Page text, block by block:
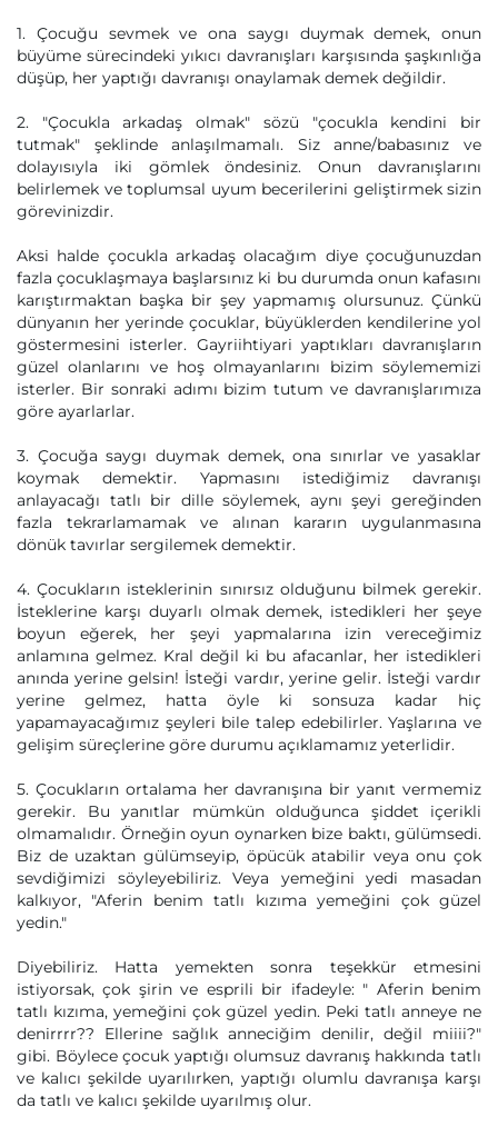
1. Çocuğu sevmek ve ona saygı duymak demek, onun
büyüme sürecindeki yıkıcı davranışları karşısında şaşkınlığa
düşüp, her yaptığı davranışı onaylamak demek değildir.
2. "Çocukla arkadaş olmak" sözü "çocukla kendini bir
tutmak" şeklinde anlaşılmamalı. Siz anne/babasınız ve
dolayısıyla iki gömlek öndesiniz. Onun davranışlarını
belirlemek ve toplumsal uyum becerilerini geliştirmek sizin
görevinizdir.
Aksi halde çocukla arkadaş olacağım diye çocuğunuzdan
fazla çocuklaşmaya başlarsınız ki bu durumda onun kafasını
karıştırmaktan başka bir şey yapmamış olursunuz. Çünkü
dünyanın her yerinde çocuklar, büyüklerden kendilerine yol
göstermesini isterler. Gayriihtiyari yaptıkları davranışların
güzel olanlarını ve hoş olmayanlarını bizim söylememizi
isterler. Bir sonraki adımı bizim tutum ve davranışlarımıza
göre ayarlarlar.
3. Çocuğa saygı duymak demek, ona sınırlar ve yasaklar
koymak demektir. Yapmasını istediğimiz davranışı
anlayacağı tatlı bir dille söylemek, aynı şeyi gereğinden
fazla tekrarlamamak ve alınan kararın uygulanmasına
dönük tavırlar sergilemek demektir.
4. Çocukların isteklerinin sınırsız olduğunu bilmek gerekir.
İsteklerine karşı duyarlı olmak demek, istedikleri her şeye
boyun eğerek, her şeyi yapmalarına izin vereceğimiz
anlamına gelmez. Kral değil ki bu afacanlar, her istedikleri
anında yerine gelsin! İsteği vardır, yerine gelir. İsteği vardır
yerine gelmez, hatta öyle ki sonsuza kadar hiç
yapamayacağımız şeyleri bile talep edebilirler. Yaşlarına ve
gelişim süreçlerine göre durumu açıklamamız yeterlidir.
5. Çocukların ortalama her davranışına bir yanıt vermemiz
gerekir. Bu yanıtlar mümkün olduğunca şiddet içerikli
olmamalıdır. Örneğin oyun oynarken bize baktı, gülümsedi.
Biz de uzaktan gülümseyip, öpücük atabilir veya onu çok
sevdiğimizi söyleyebiliriz. Veya yemeğini yedi masadan
kalkıyor, "Aferin benim tatlı kızıma yemeğini çok güzel
yedin."
Diyebiliriz. Hatta yemekten sonra teşekkür etmesini
istiyorsak, çok şirin ve esprili bir ifadeyle: " Aferin benim
tatlı kızıma, yemeğini çok güzel yedin. Peki tatlı anneye ne
denirrrr?? Ellerine sağlık anneciğim denilir, değil miiii?"
gibi. Böylece çocuk yaptığı olumsuz davranış hakkında tatlı
ve kalıcı şekilde uyarılırken, yaptığı olumlu davranışa karşı
da tatlı ve kalıcı şekilde uyarılmış olur.